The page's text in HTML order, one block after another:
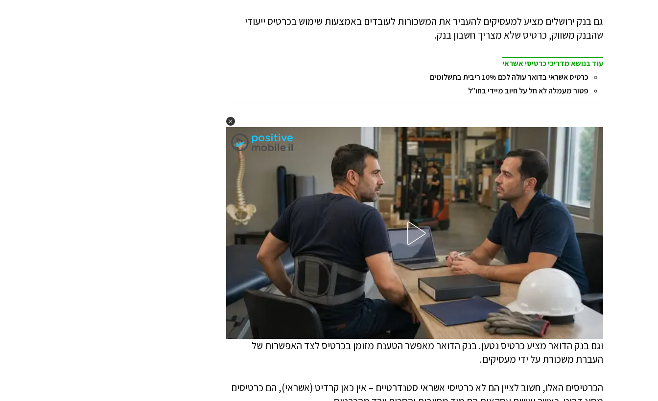
גם בנק ירושלים מציע למעסיקים להעביר את המשכורות לעובדים באמצעות שימוש בכרטיס ייעודי
שהבנק משווק, כרטיס שלא מצריך חשבון בנק.
עוד בנושא מדריכי כרטיסי אשראי
כרטיס אשראי בדואר עולה לכם 10% ריבית בתשלומים
פטור מעמלה לא חל על חיוב מיידי בחו"ל
וגם בנק הדואר מציע כרטיס נטען. בנק הדואר מאפשר הטענת מזומן בכרטיס לצד האפשרות של
העברת משכורת על ידי מעסיקים.
הכרטיסים האלו, חשוב לציין הם לא כרטיסי אשראי סטנדרטיים – אין כאן קרדיט (אשראי), הם כרטיסים